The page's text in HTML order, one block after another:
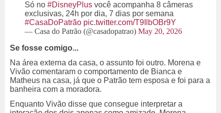
Só no #DisneyPlus você acompanha 8 câmeras
exclusivas, 24h por dia, 7 dias por semana
#CasaDoPatrão pic.twitter.com/T9IlbOBr9Y
— Casa do Patrão (@casadopatrao) May 20, 2026
Se fosse comigo...
Na área externa da casa, o assunto foi outro. Morena e
Vivão comentaram o comportamento de Bianca e
Matheus na casa, já que o Patrão tem esposa e foi para a
banheira com a moradora.
Enquanto Vivão disse que consegue interpretar a